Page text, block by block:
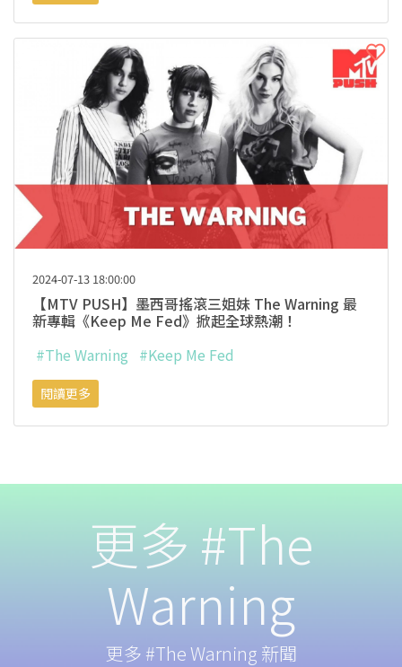
2024-07-13 18:00:00
【MTV PUSH】墨西哥搖滾三姐妹 The Warning 最
新專輯《Keep Me Fed》掀起全球熱潮！
#The Warning #Keep Me Fed
閱讀更多
更多 #The
Warning
更多 #The Warning 新聞